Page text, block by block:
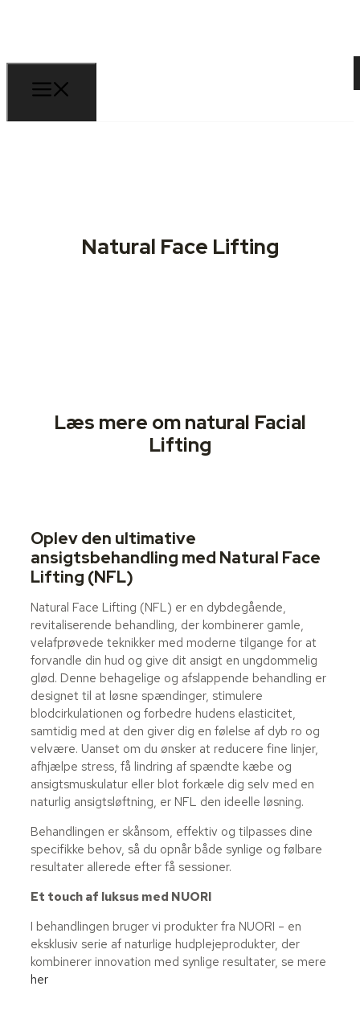
Natural Face Lifting
Læs mere om natural Facial
Lifting
Oplev den ultimative
ansigtsbehandling med Natural Face
Lifting (NFL)
Natural Face Lifting (NFL) er en dybdegående,
revitaliserende behandling, der kombinerer gamle,
velafprøvede teknikker med moderne tilgange for at
forvandle din hud og give dit ansigt en ungdommelig
glød. Denne behagelige og afslappende behandling er
designet til at løsne spændinger, stimulere
blodcirkulationen og forbedre hudens elasticitet,
samtidig med at den giver dig en følelse af dyb ro og
velvære. Uanset om du ønsker at reducere fine linjer,
afhjælpe stress, få lindring af spændte kæbe og
ansigtsmuskulatur eller blot forkæle dig selv med en
naturlig ansigtsløftning, er NFL den ideelle løsning.
Behandlingen er skånsom, effektiv og tilpasses dine
specifikke behov, så du opnår både synlige og følbare
resultater allerede efter få sessioner.
Et touch af luksus med NUORI
I behandlingen bruger vi produkter fra NUORI – en
eksklusiv serie af naturlige hudplejeprodukter, der
kombinerer innovation med synlige resultater, se mere
her